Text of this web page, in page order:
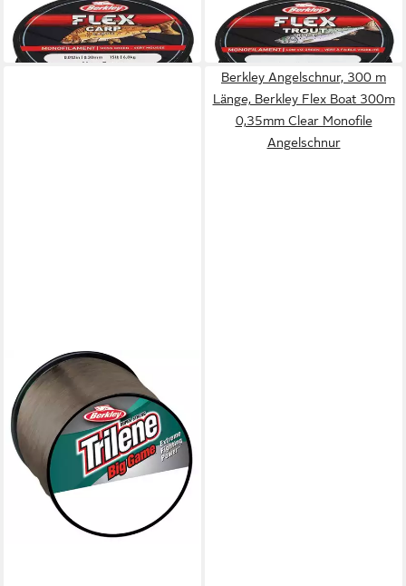
7,99 €
(0,02 €/ 1 m)
in 4-5 Werktagen bei dir
5,99 €
(0,04 €/ 1 m)
in 4-5 Werktagen bei dir
BERKLEY
Angelschnur
16,56 €
(0,02 €/ 1 m)
in 4-5 Werktagen bei dir
Berkley Angelschnur, 300 m
Länge, Berkley Flex Boat 300m
0,35mm Clear Monofile
Angelschnur